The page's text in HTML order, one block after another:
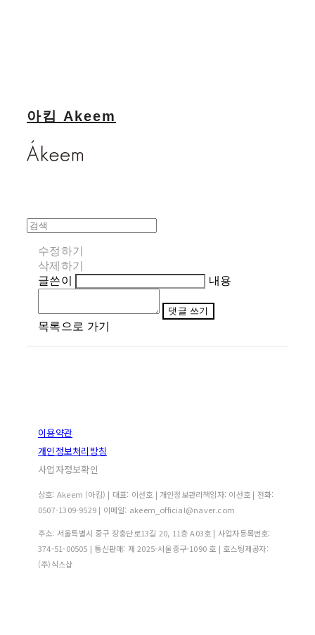
아킴 Akeem
수정하기
삭제하기
글쓴이
내용
댓글 쓰기
목록으로 가기
이용약관
개인정보처리방침
사업자정보확인
상호: Akeem (아킴) | 대표: 이선호 | 개인정보관리책임자: 이선호 | 전화:
0507-1309-9529 | 이메일: akeem_official@naver.com
주소: 서울특별시 중구 장충단로13길 20, 11층 A03호 | 사업자등록번호:
374-51-00505 | 통신판매: 제 2025-서울중구-1090 호 | 호스팅제공자:
(주)식스샵